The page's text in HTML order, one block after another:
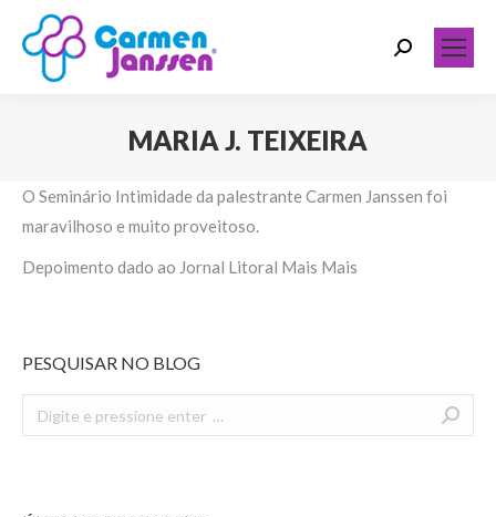
Search:
MARIA J. TEIXEIRA
O Seminário Intimidade da palestrante Carmen Janssen foi
maravilhoso e muito proveitoso.
Depoimento dado ao Jornal Litoral Mais Mais
PESQUISAR NO BLOG
Search: